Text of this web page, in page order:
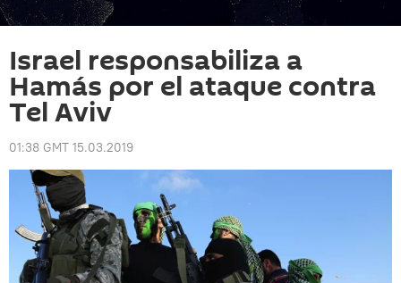
Israel responsabiliza a
Hamás por el ataque contra
Tel Aviv
01:38 GMT 15.03.2019